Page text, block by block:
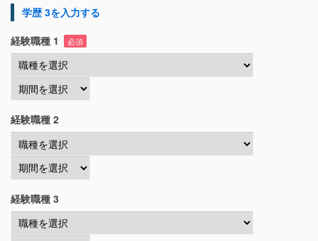
学歴 3を入力する
経験職種 1
必須
経験職種 2
経験職種 3